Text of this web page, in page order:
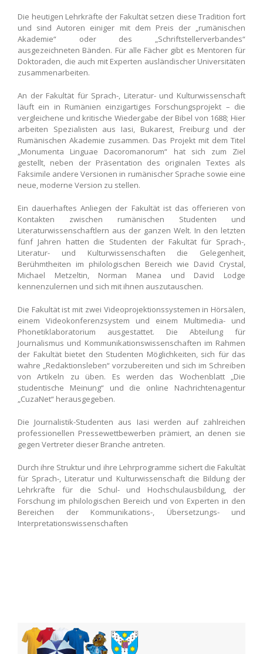
Die heutigen Lehrkräfte der Fakultät setzen diese Tradition fort
und sind Autoren einiger mit dem Preis der „rumänischen
Akademie“ oder des „Schriftstellerverbandes“
ausgezeichneten Bänden. Für alle Fächer gibt es Mentoren für
Doktoraden, die auch mit Experten ausländischer Universitäten
zusammenarbeiten.
An der Fakultät für Sprach-, Literatur- und Kulturwissenschaft
läuft ein in Rumänien einzigartiges Forschungsprojekt – die
vergleichene und kritische Wiedergabe der Bibel von 1688; Hier
arbeiten Spezialisten aus Iasi, Bukarest, Freiburg und der
Rumänischen Akademie zusammen. Das Projekt mit dem Titel
„Monumenta Linguae Dacoromanorum“ hat sich zum Ziel
gestellt, neben der Präsentation des originalen Textes als
Faksimile andere Versionen in rumänischer Sprache sowie eine
neue, moderne Version zu stellen.
Ein dauerhaftes Anliegen der Fakultät ist das offerieren von
Kontakten zwischen rumänischen Studenten und
Literaturwissenschaftlern aus der ganzen Welt. In den letzten
fünf Jahren hatten die Studenten der Fakultät für Sprach-,
Literatur- und Kulturwissenschaften die Gelegenheit,
Berühmtheiten im philologischen Bereich wie David Crystal,
Michael Metzeltin, Norman Manea und David Lodge
kennenzulernen und sich mit ihnen auszutauschen.
Die Fakultät ist mit zwei Videoprojektionssystemen in Hörsälen,
einem Videokonferenzsystem und einem Multimedia- und
Phonetiklaboratorium ausgestattet. Die Abteilung für
Journalismus und Kommunikationswissenschaften im Rahmen
der Fakultät bietet den Studenten Möglichkeiten, sich für das
wahre „Redaktionsleben“ vorzubereiten und sich im Schreiben
von Artikeln zu üben. Es werden das Wochenblatt „Die
studentische Meinung“ und die online Nachrichtenagentur
„CuzaNet“ herausgegeben.
Die Journalistik-Studenten aus Iasi werden auf zahlreichen
professionellen Pressewettbewerben prämiert, an denen sie
gegen Vertreter dieser Branche antreten.
Durch ihre Struktur und ihre Lehrprogramme sichert die Fakultät
für Sprach-, Literatur und Kulturwissenschaft die Bildung der
Lehrkräfte für die Schul- und Hochschulausbildung, der
Forschung im philologischen Bereich und von Experten in den
Bereichen der Kommunikations-, Übersetzungs- und
Interpretationswissenschaften